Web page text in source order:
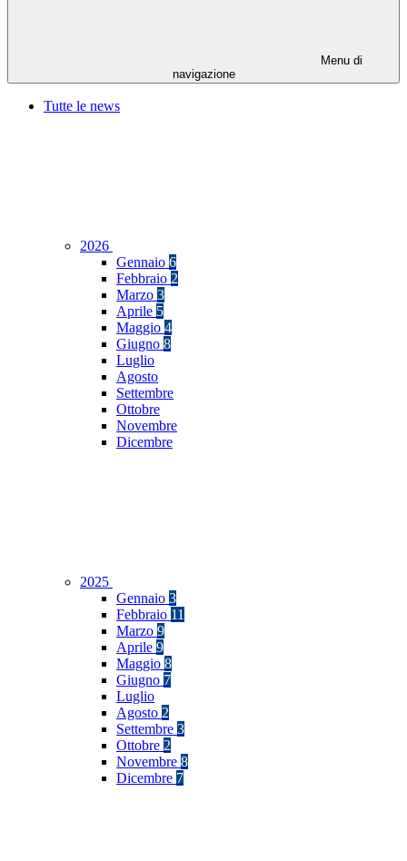
Menu di
navigazione
Tutte le news
2026
Gennaio 6
Febbraio 2
Marzo 3
Aprile 5
Maggio 4
Giugno 8
Luglio
Agosto
Settembre
Ottobre
Novembre
Dicembre
2025
Gennaio 3
Febbraio 11
Marzo 9
Aprile 9
Maggio 8
Giugno 7
Luglio
Agosto 2
Settembre 3
Ottobre 2
Novembre 8
Dicembre 7